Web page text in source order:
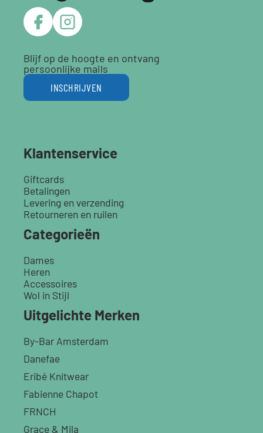
Blijf op de hoogte en ontvang
persoonlijke mails
INSCHRIJVEN
Klantenservice
Giftcards
Betalingen
Levering en verzending
Retourneren en ruilen
Categorieën
Dames
Heren
Accessoires
Wol in Stijl
Uitgelichte Merken
By-Bar Amsterdam
Danefae
Eribé Knitwear
Fabienne Chapot
FRNCH
Grace & Mila